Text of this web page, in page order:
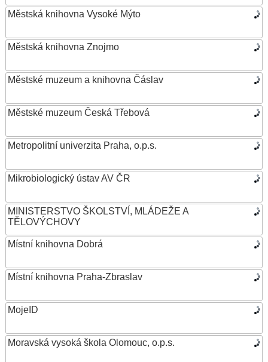
Městská knihovna Vysoké Mýto
Městská knihovna Znojmo
Městské muzeum a knihovna Čáslav
Městské muzeum Česká Třebová
Metropolitní univerzita Praha, o.p.s.
Mikrobiologický ústav AV ČR
MINISTERSTVO ŠKOLSTVÍ, MLÁDEŽE A
TĚLOVÝCHOVY
Místní knihovna Dobrá
Místní knihovna Praha-Zbraslav
MojeID
Moravská vysoká škola Olomouc, o.p.s.